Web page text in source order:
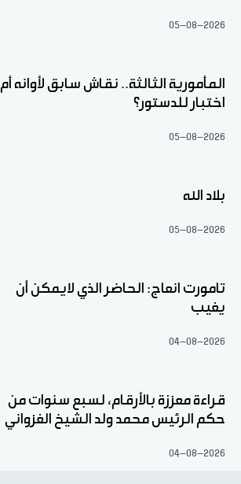
05-08-2026
المأمورية الثالثة.. نقاش سابق لأوانه أم
اختبار للدستور؟
05-08-2026
بلاد الله
05-08-2026
تامورت انعاج: الحاضر الذي لايمكن أن
يغيب
04-08-2026
قراءة معززة بالأرقام، لسبع سنوات من
حكم الرئيس محمد ولد الشيخ الغزواني
04-08-2026